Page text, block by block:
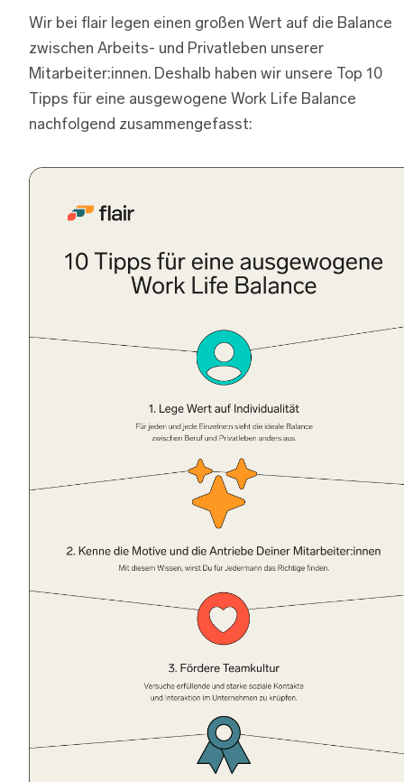
Wir bei flair legen einen großen Wert auf die Balance
zwischen Arbeits- und Privatleben unserer
Mitarbeiter:innen. Deshalb haben wir unsere Top 10
Tipps für eine ausgewogene Work Life Balance
nachfolgend zusammengefasst: